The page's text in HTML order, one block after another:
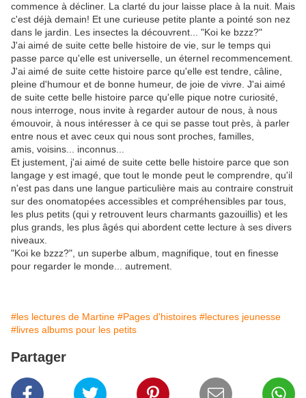
commence à décliner. La clarté du jour laisse place à la nuit. Mais
c'est déjà demain! Et une curieuse petite plante a pointé son nez
dans le jardin. Les insectes la découvrent... "Koi ke bzzz?"
J'ai aimé de suite cette belle histoire de vie, sur le temps qui
passe parce qu'elle est universelle, un éternel recommencement.
J'ai aimé de suite cette histoire parce qu'elle est tendre, câline,
pleine d'humour et de bonne humeur, de joie de vivre. J'ai aimé
de suite cette belle histoire parce qu'elle pique notre curiosité,
nous interroge, nous invite à regarder autour de nous, à nous
émouvoir, à nous intéresser à ce qui se passe tout près, à parler
entre nous et avec ceux qui nous sont proches, familles,
amis, voisins... inconnus...
Et justement, j'ai aimé de suite cette belle histoire parce que son
langage y est imagé, que tout le monde peut le comprendre, qu'il
n'est pas dans une langue particulière mais au contraire construit
sur des onomatopées accessibles et compréhensibles par tous,
les plus petits (qui y retrouvent leurs charmants gazouillis) et les
plus grands, les plus âgés qui abordent cette lecture à ses divers
niveaux.
"Koi ke bzzz?", un superbe album, magnifique, tout en finesse
pour regarder le monde... autrement.
#les lectures de Martine #Pages d'histoires #lectures jeunesse
#livres albums pour les petits
Partager